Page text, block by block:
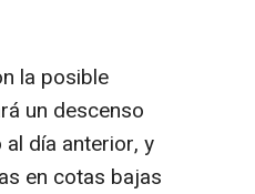
la posible
un descenso
día anterior, y
en cotas bajas